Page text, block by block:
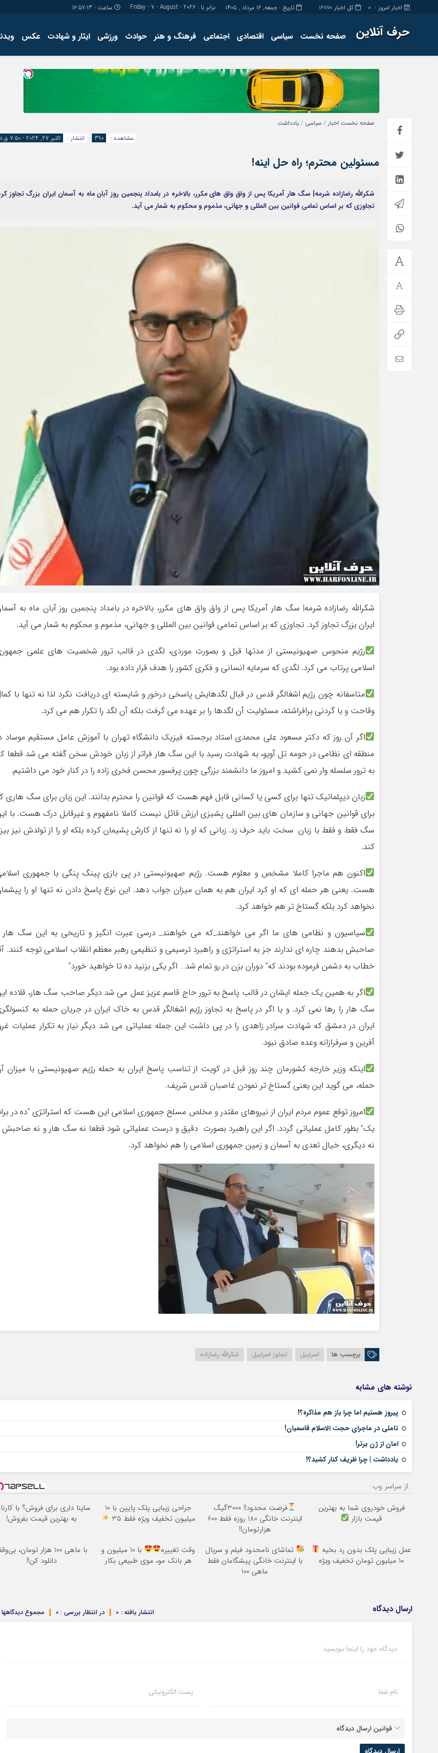
کل اخبار 16770 اخبار امروز : 0 تاریخ : جمعه, ۱۶ مرداد , ۱۴۰۵ برابر با : Friday - 7 - August - 2026 ساعت : 16:57:14
حرف آنلاین صفحه نخست سیاسی اقتصادی اجتماعی فرهنگ و هنر حوادث ورزشی ایثار و شهادت عکس
تولید
مجله ای
صفحه نخست اخبار / سیاسی / یادداشت
انتشار :
اکتبر 27, 2024 - 7:50 ق.ظ مشاهده : 390
مسئولین محترم؛ راه حل اینه!
شکرالله رضازاده شرمه| سگ هار آمریکا پس از واق واق های مکرر، بالاخره در بامداد پنجمین روز آبان ماه به آسمان ایران بزرگ تجاوز
تجاوزی که بر اساس تمامی قوانین بین المللی و جهانی، مذموم و محکوم به شمار می آید.
شکرالله رضازاده شرمه| سگ هار آمریکا پس از واق واق های مکرر، بالاخره در بامداد پنجمین روز آبان ماه به
ایران بزرگ تجاوز کرد. تجاوزی که بر اساس تمامی قوانین بین المللی و جهانی، مذموم و محکوم به شمار می آید.
رژیم منحوس صهیونیستی از مدتها قبل و بصورت موردی، لگدی در قالب ترور شخصیت های علمی
اسلامی پرتاب می کرد. لگدی که سرمایه انسانی و فکری کشور را هدف قرار داده بود.
متاسفانه چون رژیم اشغالگر قدس در قبال لگدهایش پاسخی درخور و شایسته ای دریافت نکرد لذا نه تنها با
وقاحت و با گردنی برافراشته، مسئولیت آن لگدها را بر عهده می گرفت بلکه آن لگد را تکرار هم می کرد.
اگر آن روز که دکتر مسعود علی محمدی استاد برجسته فیزیک دانشگاه تهران با آموزش عامل مستقیم موساد
منطقه ای نظامی در حومه تل آویو، به شهادت رسید با این سگ هار فراتر از زبان خودش سخن گفته می شد قطعا
به ترور سلسله وار نمی کشید و امروز ما دانشمند بزرگی چون پرفسور محسن فخری زاده را در کنار خود می داشتیم.
زبان دیپلماتیک تنها برای کسی یا کسانی قابل فهم هست که قوانین را محترم بدانند. این زبان برای سگ هاری
برای قوانین جهانی و سازمان های بین المللی پشیزی ارزش قائل نیست کاملا نامفهوم و غیرقابل درک هست. با
سگ فقط و فقط با زبان سخت باید حرف زد. زبانی که او را نه تنها از کارش پشیمان کرده بلکه او را از تولدش نیز
کند.
اکنون هم ماجرا کاملا مشخص و معلوم هست. رژیم صهیونیستی در پی بازی پینگ پنگی با جمهوری
هست. یعنی هر حمله ای که او کرد ایران هم به همان میزان جواب دهد. این نوع پاسخ دادن نه تنها او را
نخواهد کرد بلکه گستاخ تر هم خواهد کرد.
سیاسیون و نظامی های ما اگر می خواهند_که می خواهند_ درسی عبرت انگیز و تاریخی به این سگ هار
صاحبش بدهند چاره ای ندارند جز به استراتژی و راهبرد ترسیمی و تنظیمی رهبر معظم انقلاب اسلامی توجه کنند.
خطاب به دشمن فرموده بودند که” دوران بزن در رو تمام شد… اگر یکی بزنید ده تا خواهید خورد”
اگر به همین یک جمله ایشان در قالب پاسخ به ترور حاج قاسم عزیز عمل می شد دیگر صاحب سگ هار، قلاده
سگ هار را رها نمی کرد. و یا اگر در پاسخ به تجاوز رژیم اشغالگر قدس به خاک ایران در جریان حمله به
ایران در دمشق که شهادت سرادر زاهدی را در پی داشت این جمله عملیاتی می شد دیگر نیاز به تکرار عملیات
آفرین و سرفرازانه وعده صادق نبود.
اینکه وزیر خارجه کشورمان چند روز قبل در کویت از تناسب پاسخ ایران به حمله رژیم صهیونیستی با میزان
حمله، می گوید این یعنی گستاخ تر نمودن غاصبان قدس شریف.
امروز توقع عموم مردم ایران از نیروهای مقتدر و مخلص مسلح جمهوری اسلامی این هست که استراتژی “ده در
یک” بطور کامل عملیاتی گردد. اگر این راهبرد بصورت دقیق و درست عملیاتی شود قطعا نه سگ هار و نه
نه دیگری، خیال تعدی به آسمان و زمین جمهوری اسلامی را هم نخواهد کرد.
برچسب ها اسراییل تجاوز اسراییل شکرالله رضازاده
نوشته های مشابه
پیروز هستیم اما چرا باز هم مذاکره؟!
تاملی در ماجرای حجت الاسلام قاسمیان!
امان از ژن برتر!
یادداشت | چرا ظریف کنار کشید؟!
از سراسر وب
فروش خودروی شما به بهترین
قیمت بازار
فرصت محدود!! 3000گیگ
اینترنت خانگی 180 روزه فقط 600
هزارتومان!!
جراحی زیبایی پلک پایین با 10
میلیون تخفیف ویژه فقط 35
ساینا داری برای فروش؟ با
به بهترین قیمت بفروش!
عمل زیبایی پلک بدون رد بخیه
۱۰ میلیون تومان تخفیف ویژه
تماشای نامحدود فیلم و سریال
با اینترنت خانگی پیشگامان فقط
ماهی 100
وقت تغییره
با 10 میلیون و
هر بانک مو، موی طبیعی بکار
با ماهی 100 هزار تومان،
دانلود کن!!
ارسال دیدگاه مجموع دیدگاهها در انتظار بررسی : 0 انتشار یافته : 0
دیدگاه خود را اینجا بنویسید
نام شما پست الکترونیکی
قوانین ارسال دیدگاه